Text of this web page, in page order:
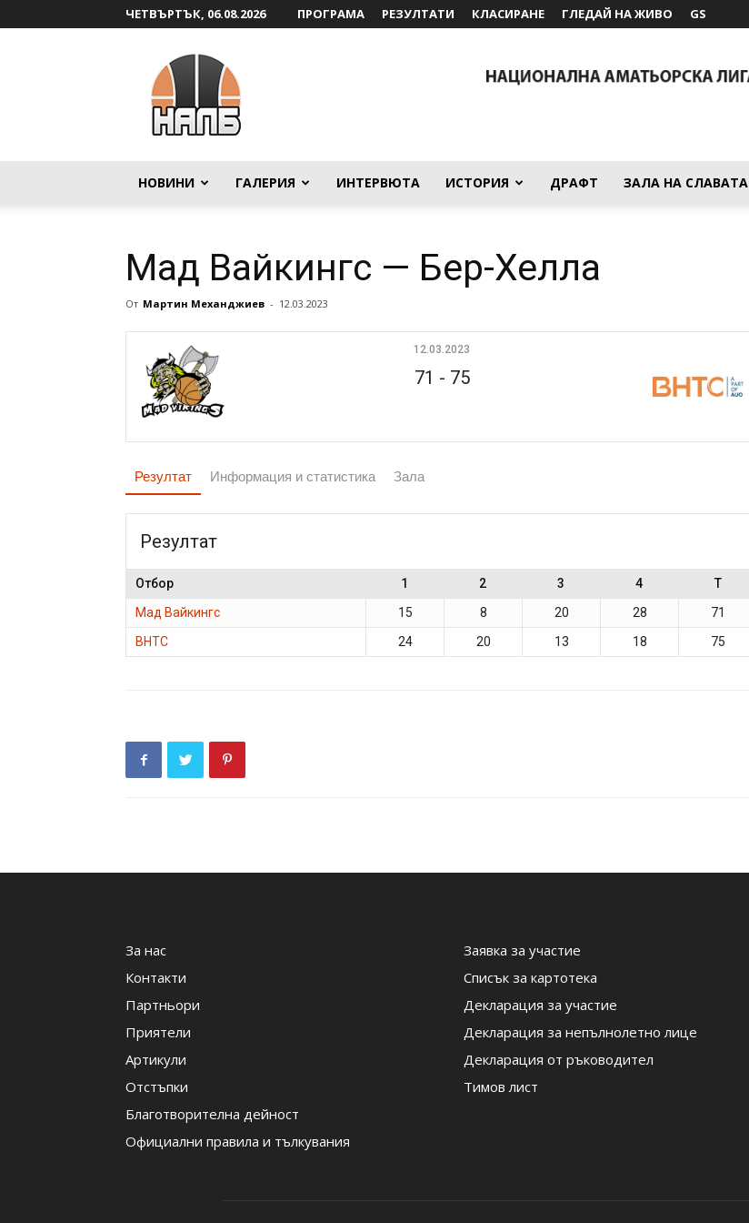
ЧЕТВЪРТЪК, 06.08.2026 ПРОГРАМА РЕЗУЛТАТИ КЛАСИРАНЕ ГЛЕДАЙ НА ЖИВО GS
НОВИНИ ГАЛЕРИЯ ИНТЕРВЮТА ИСТОРИЯ ДРАФТ ЗАЛА НА СЛАВАТА
Мад Вайкингс — Бер-Хелла
От Мартин Механджиев - 12.03.2023
12.03.2023
71 - 75
Резултат Информация и статистика Зала
Резултат
Отбор 1 2 3 4
T
Мад Вайкингс
15 8 20 28
71
ВНТС
24 20 13 18 75
За нас
Контакти
Партньори
Приятели
Артикули
Отстъпки
Благотворителна дейност
Официални правила и тълкувания
Заявка за участие
Списък за картотека
Декларация за участие
Декларация за непълнолетно лице
Декларация от ръководител
Тимов лист